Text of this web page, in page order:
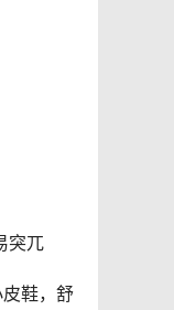
突兀
鞋，舒